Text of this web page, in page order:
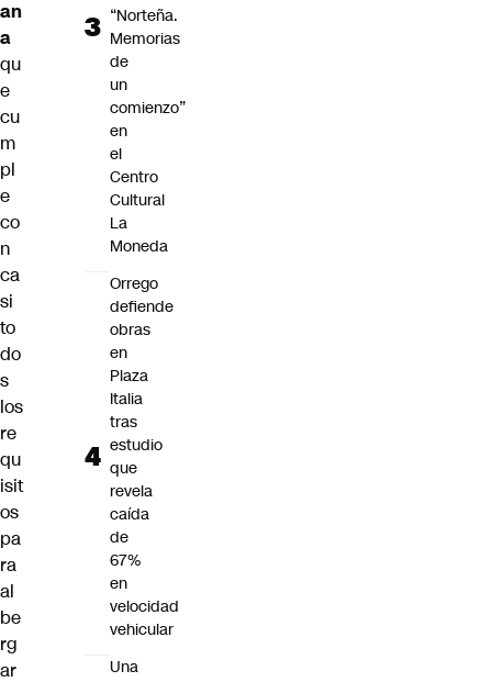
an
a
qu
e
cu
m
pl
e
co
n
ca
si
to
do
s
los
re
qu
isit
os
pa
ra
al
be
rg
ar
“Norteña.
Memorias
de
un
comienzo”
en
el
Centro
Cultural
La
Moneda
Orrego
defiende
obras
en
Plaza
Italia
tras
estudio
que
revela
caída
de
67%
en
velocidad
vehicular
Una